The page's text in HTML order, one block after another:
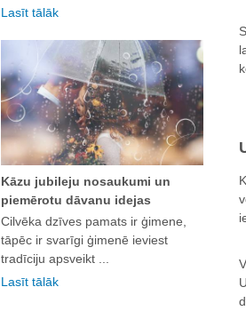
Lasīt tālāk
Kāzu jubileju nosaukumi un
piemērotu dāvanu idejas
Cilvēka dzīves pamats ir ģimene,
tāpēc ir svarīgi ģimenē ieviest
tradīciju apsveikt ...
Lasīt tālāk